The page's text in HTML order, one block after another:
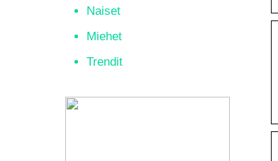
Naiset
Miehet
Trendit